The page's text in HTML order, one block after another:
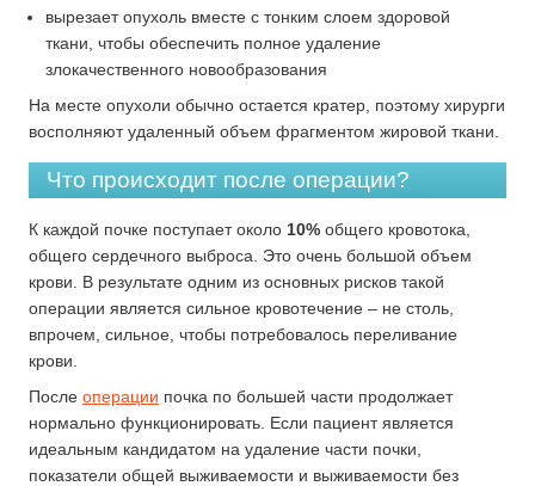
вырезает опухоль вместе с тонким слоем здоровой
ткани, чтобы обеспечить полное удаление
злокачественного новообразования
На месте опухоли обычно остается кратер, поэтому хирурги
восполняют удаленный объем фрагментом жировой ткани.
Что происходит после операции?
К каждой почке поступает около 10%общего кровотока,
общего сердечного выброса. Это очень большой объем
крови. В результате одним из основных рисков такой
операции является сильное кровотечение – не столь,
впрочем, сильное, чтобы потребовалось переливание
крови.
После операции почка по большей части продолжает
нормально функционировать. Если пациент является
идеальным кандидатом на удаление части почки,
показатели общей выживаемости и выживаемости без